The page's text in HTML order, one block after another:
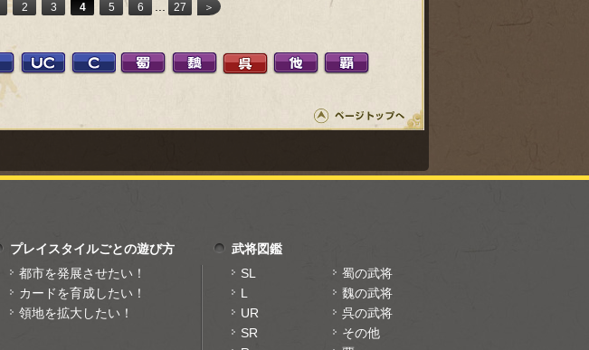
2 3 4 5 6 27 ＞
プレイスタイルごとの遊び方
都市を発展させたい！
カードを育成したい！
領地を拡大したい！
武将図鑑
SL
L
UR
SR
蜀の武将
魏の武将
呉の武将
その他